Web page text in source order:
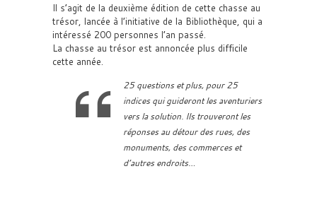
Il s’agit de la deuxième édition de cette chasse au
trésor, lancée à l’initiative de la Bibliothèque, qui a
intéressé 200 personnes l’an passé.
La chasse au trésor est annoncée plus difficile
cette année.
25 questions et plus, pour 25
indices qui guideront les aventuriers
vers la solution. Ils trouveront les
réponses au détour des rues, des
monuments, des commerces et
d’autres endroits…